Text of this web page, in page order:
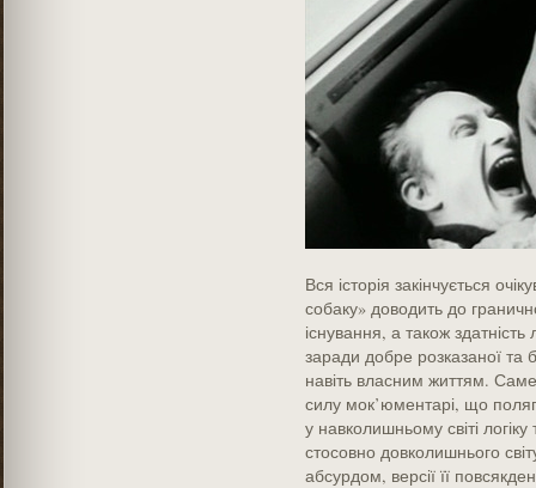
Вся історія закінчується
собаку» доводить до
існування, а також
заради добре розказаної та
навіть власним життям.
силу мок’юментарі, що
у навколишньому світі
стосовно довколишнього
абсурдом, версії її